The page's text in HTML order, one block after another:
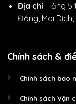
Địa chỉ: Tầng 5
Đồng, Mai Dịch,
Chính sách &
Chính sách bảo
Chính sách Vận